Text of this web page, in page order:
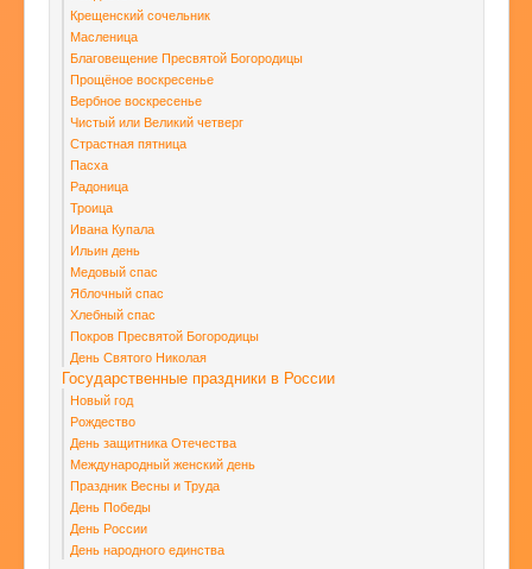
Крещенский сочельник
Масленица
Благовещение Пресвятой Богородицы
Прощёное воскресенье
Вербное воскресенье
Чистый или Великий четверг
Страстная пятница
Пасха
Радоница
Троица
Ивана Купала
Ильин день
Медовый спас
Яблочный спас
Хлебный спас
Покров Пресвятой Богородицы
День Святого Николая
Государственные праздники в России
Новый год
Рождество
День защитника Отечества
Международный женский день
Праздник Весны и Труда
День Победы
День России
День народного единства